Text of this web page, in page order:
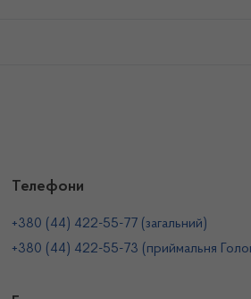
Телефони
+380 (44) 422-55-77 (загальний)
+380 (44) 422-55-73 (приймальня